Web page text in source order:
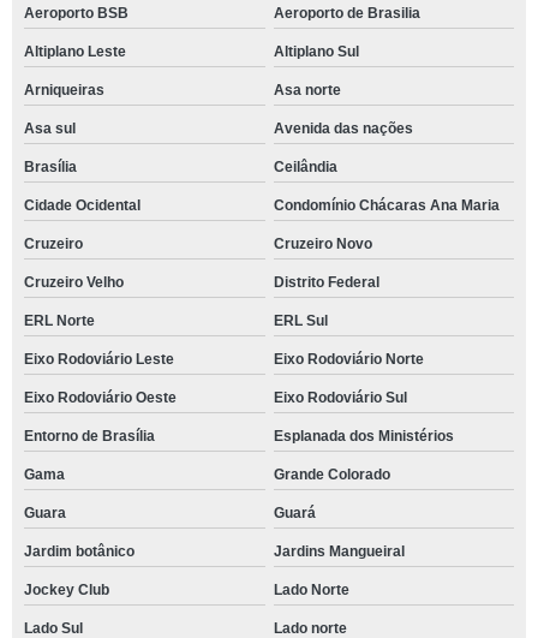
Aeroporto BSB
Aeroporto de Brasilia
Altiplano Leste Altiplano Sul
Arniqueiras Asa norte
Asa sul Avenida das nações
Brasília Ceilândia
Cidade Ocidental Condomínio Chácaras Ana Maria
Cruzeiro Cruzeiro Novo
Cruzeiro Velho Distrito Federal
ERL Norte ERL Sul
Eixo Rodoviário Leste Eixo Rodoviário Norte
Eixo Rodoviário Oeste Eixo Rodoviário Sul
Entorno de Brasília Esplanada dos Ministérios
Gama Grande Colorado
Guara Guará
Jardim botânico Jardins Mangueiral
Jockey Club Lado Norte
Lado Sul Lado norte